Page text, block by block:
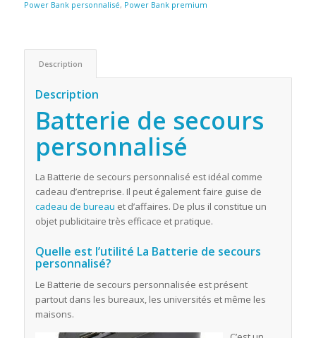
Power Bank personnalisé, Power Bank premium
Description
Description
Batterie de secours
personnalisé
La Batterie de secours personnalisé est idéal comme
cadeau d’entreprise. Il peut également faire guise de
cadeau de bureau et d’affaires. De plus il constitue un
objet publicitaire très efficace et pratique.
Quelle est l’utilité La Batterie de secours
personnalisé?
Le Batterie de secours personnalisée est présent
partout dans les bureaux, les universités et même les
maisons.